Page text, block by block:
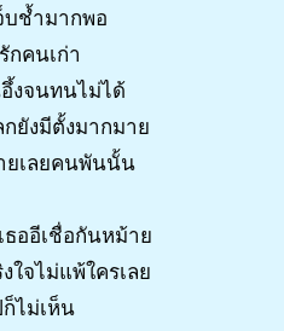
บช้ำมากพอ
กคนเก่า
งจนทนไม่ได้
ยังมีตั้งมากมาย
ยเลยคนพันนั้น
ธออีเชื่อกันหม้าย
ใจไม่แพ้ใครเลย
ไม่เห็น